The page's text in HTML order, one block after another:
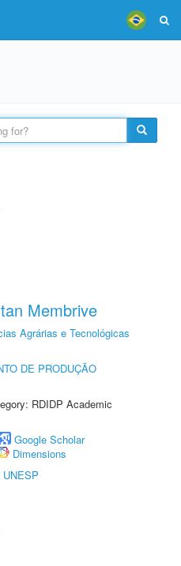
Membrive
Agrárias e Tecnológicas
DE PRODUÇÃO
RDIDP Academic
Google Scholar
Dimensions